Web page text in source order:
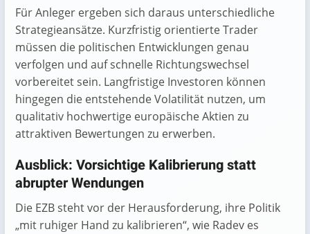
Für Anleger ergeben sich daraus unterschiedliche
Strategieansätze. Kurzfristig orientierte Trader
müssen die politischen Entwicklungen genau
verfolgen und auf schnelle Richtungswechsel
vorbereitet sein. Langfristige Investoren können
hingegen die entstehende Volatilität nutzen, um
qualitativ hochwertige europäische Aktien zu
attraktiven Bewertungen zu erwerben.
Ausblick: Vorsichtige Kalibrierung statt
abrupter Wendungen
Die EZB steht vor der Herausforderung, ihre Politik
„mit ruhiger Hand zu kalibrieren“, wie Radev es